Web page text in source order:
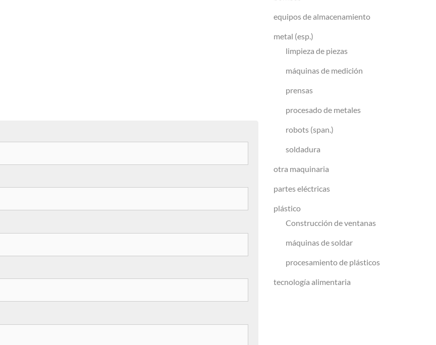
equipos de almacenamiento
metal (esp.)
limpieza de piezas
máquinas de medición
prensas
procesado de metales
robots (span.)
soldadura
otra maquinaria
partes eléctricas
plástico
Construcción de ventanas
máquinas de soldar
procesamiento de plásticos
tecnología alimentaria